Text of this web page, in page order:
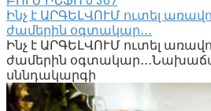
Ինչ է ԱՐԳԵԼՎՈՒՄ ուտել
ժամերին օգտակար․․․
Ինչ է ԱՐԳԵԼՎՈՒՄ ուտել
ժամերին
սննդակարգի